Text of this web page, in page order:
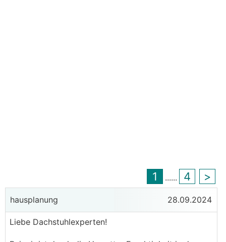
1 ...... 4 >
hausplanung 28.09.2024
Liebe Dachstuhlexperten!